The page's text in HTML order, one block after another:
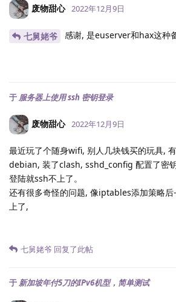
废物甜心 2022年12月9日
七舅姥爷 感谢, 是euserver和hax这种
于 服务器上使用 ssh 密钥登录
废物甜心 2022年12月9日
最近玩了个随身wifi, 别人几块钱买的玩具,
debian, 装了clash, sshd_config 配置了密
登陆就ssh不上了。
还有很多奇怪的问题, 像iptables添加策略
上了,
七舅姥爷 回复了此帖
于新加坡年付5刀的IPv6机型，简单测试